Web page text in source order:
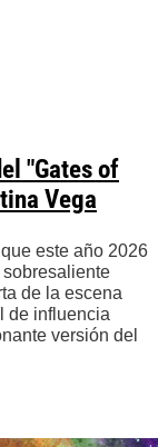
"Gates of
Vega
este año 2026
de la escena
de influencia
versión del